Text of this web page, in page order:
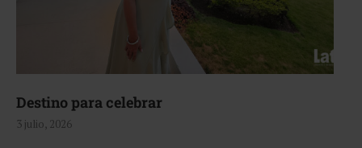
Destino para celebrar
3 julio, 2026